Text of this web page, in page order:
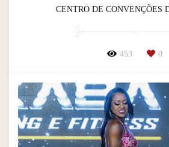
CENTRO DE CONVENÇÕES
453 0